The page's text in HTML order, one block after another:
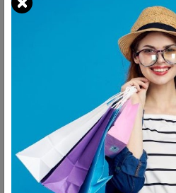
ديكورات المنزل